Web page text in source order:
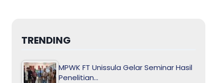
TRENDING
MPWK FT Unissula Gelar Seminar Hasil
Penelitian…